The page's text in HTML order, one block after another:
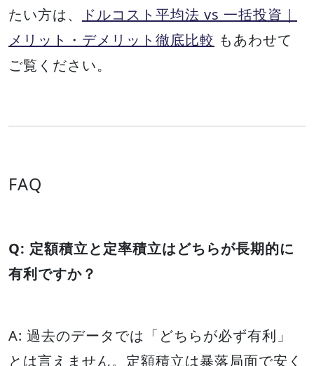
たい方は、
ドルコスト平均法 vs 一括投資｜
メリット・デメリット徹底比較 もあわせて
ご覧ください。
FAQ
Q: 定額積立と定率積立はどちらが長期的に
有利ですか？
A: 過去のデータでは「どちらが必ず有利」
とは言えません。定額積立は暴落局面で安く